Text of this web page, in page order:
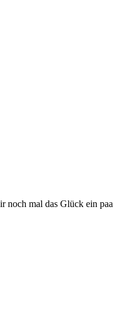
mal das Glück ein